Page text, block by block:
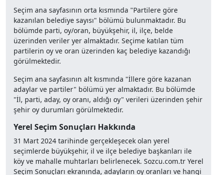
Seçim ana sayfasının orta kısmında "Partilere göre
kazanılan belediye sayısı" bölümü bulunmaktadır. Bu
bölümde parti, oy/oran, büyükşehir, il, ilçe, belde
üzerinden veriler yer almaktadır. Seçime katılan tüm
partilerin oy ve oran üzerinden kaç belediye kazandığı
görülmektedir.
Seçim ana sayfasının alt kısmında "İllere göre kazanan
adaylar ve partiler" bölümü yer almaktadır. Bu bölümde
"İl, parti, aday, oy oranı, aldığı oy" verileri üzerinden şehir
şehir oy durumları görülmektedir.
Yerel Seçim Sonuçları Hakkında
31 Mart 2024 tarihinde gerçekleşecek olan yerel
seçimlerde büyükşehir, il ve ilçe belediye başkanları ile
köy ve mahalle muhtarları belirlenecek. Sozcu.com.tr Yerel
Seçim Sonuçları ekranında, adayların oy oranları ve hangi